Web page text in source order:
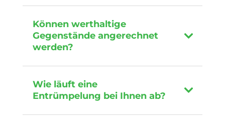
Können werthaltige
Gegenstände angerechnet
werden?
Wie läuft eine
Entrümpelung bei Ihnen ab?